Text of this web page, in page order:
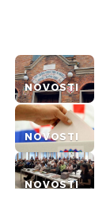
NOVOSTI
NOVOSTI
NOVOSTI